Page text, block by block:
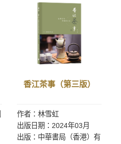
香江茶事（第三版）
作者：林雪虹
出版日期：2024年03月
出版：中華書局（香港）有